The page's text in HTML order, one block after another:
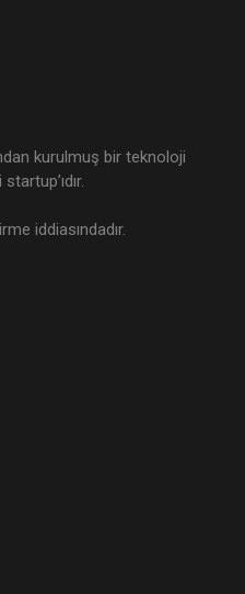
kurulmuş bir teknoloji
iddiasındadır.